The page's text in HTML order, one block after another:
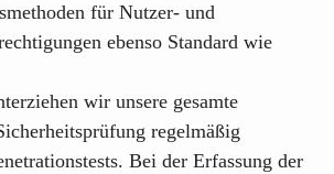
für Nutzer- und
ebenso Standard wie
wir unsere gesamte
regelmäßig
Bei der Erfassung der